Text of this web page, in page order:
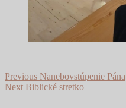
Navigácia
v
Previous Previous
post:
Nanebovstúpenie Pána
Next Next
Biblické stretko